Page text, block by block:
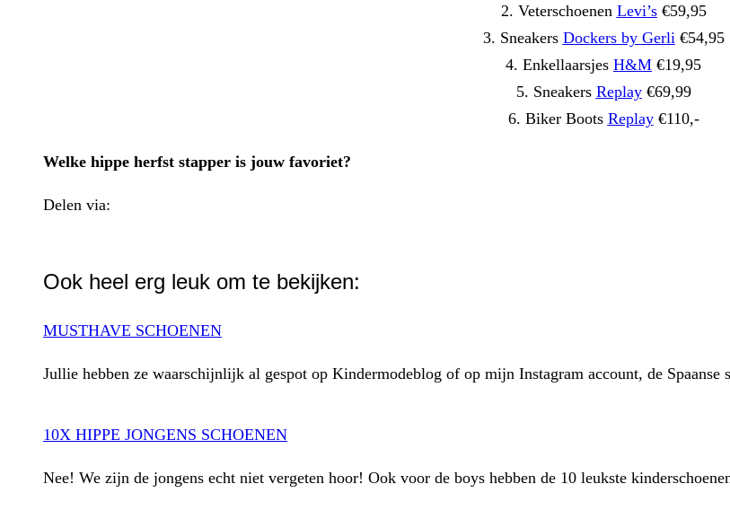
2. Veterschoenen Levi’s€59,95
3. Sneakers Dockers by Gerli €54,95
4. Enkellaarsjes H&M €19,95
5. Sneakers Replay€69,99
6. Biker Boots Replay€110,-
Welke hippe herfst stapper is jouw favoriet?
Delen via:
Ook heel erg leuk om te bekijken:
MUSTHAVE SCHOENEN
Jullie hebben ze waarschijnlijk al gespot op Kindermodeblog of op mijn Instagram account, de
10X HIPPE JONGENS SCHOENEN
Nee! We zijn de jongens echt niet vergeten hoor! Ook voor de boys hebben de 10 leukste